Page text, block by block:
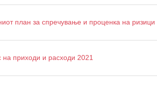
план за спречување и проценка на ризици
на приходи и расходи 2021